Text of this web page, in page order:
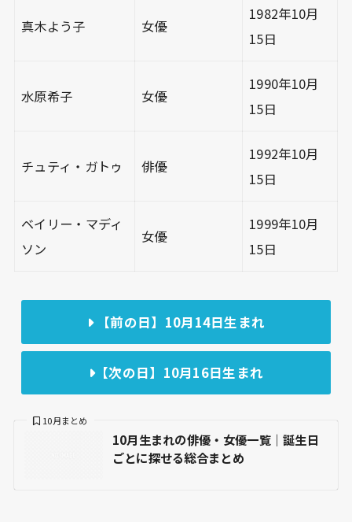
真木よう子 女優
1982年10月
15日
水原希子 女優
1990年10月
15日
チュティ・ガトゥ 俳優
1992年10月
15日
ベイリー・マディ
ソン
女優
1999年10月
15日
【前の日】10月14日生まれ
【次の日】10月16日生まれ
10月生まれの俳優・女優一覧｜誕生日
ごとに探せる総合まとめ
10月まとめ